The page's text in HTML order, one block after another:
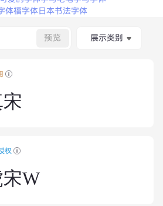
体福字体日本书法字体
预览 展示类别
权
W